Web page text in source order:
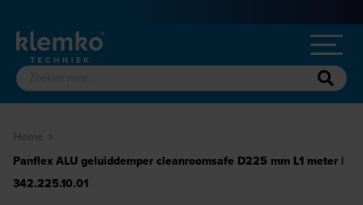
Panflex ALU geluiddemper cleanroomsafe D225 mm L1 meter |
342.225.10.01